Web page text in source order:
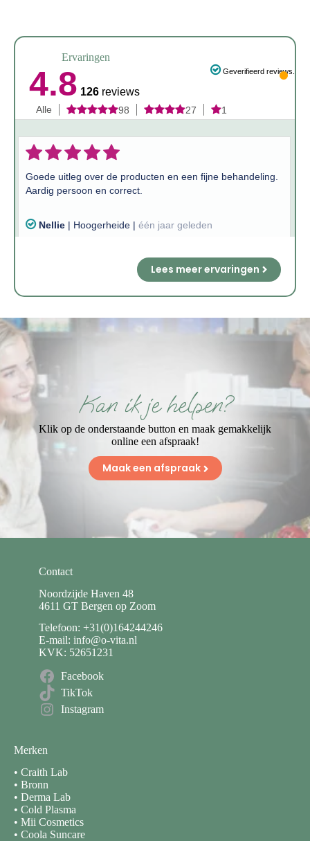
Ervaringen
Lees meer ervaringen
Kan ik je helpen?
Klik op de onderstaande button en maak gemakkelijk
online een afspraak!
Maak een afspraak
Contact
Noordzijde Haven 48
4611 GT Bergen op Zoom
Telefoon: +31(0)164244246
E-mail: info@o-vita.nl
KVK: 52651231
Facebook
TikTok
Instagram
Merken
• Craith Lab
• Bronn
• Derma Lab
• Cold Plasma
• Mii Cosmetics
• Coola Suncare